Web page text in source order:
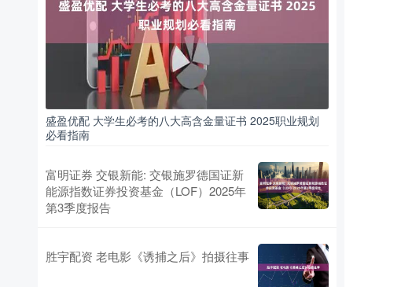
盛盈优配 大学生必考的八大高含金量证书 2025职业规划
必看指南
富明证券 交银新能: 交银施罗德国证新
能源指数证券投资基金（LOF）2025年
第3季度报告
胜宇配资 老电影《诱捕之后》拍摄往事